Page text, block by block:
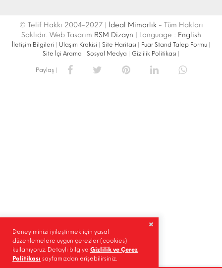
© Telif Hakkı 2004-2027 | İdeal Mimarlık- Tüm Hakları
Saklıdır. Web Tasarım RSM Dizayn | Language : English
İletişim Bilgileri Ulaşım Krokisi Site Haritası Fuar Stand Talep Formu|
Site İçi Arama
Sosyal Medya Gizlilik Politikası
Paylaş |
Deneyiminizi iyileştirmek için yasal
düzenlemelere uygun çerezler (cookies)
kullanıyoruz. Detaylı bilgiye Gizlilik ve Çerez
Politikası sayfamızdan erişebilirsiniz.